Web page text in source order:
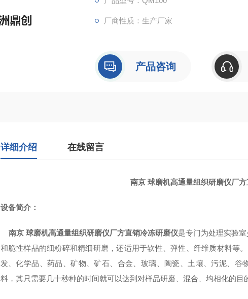
厂商性质：生产厂家
产品咨询
详细介绍 在线留言
南京 球磨机高通量组织研磨仪厂
设备简介：
南京 球磨机高通量组织研磨仪厂方直销冷冻研磨仪是专门为处理实验
和脆性样品的细粉碎和精细研磨，还适用于软性、弹性、纤维质材料等
发、化学品、药品、矿物、矿石、合金、玻璃、陶瓷、土壤、污泥、
料，其只需要几十秒种的时间就可以达到对样品研磨、混合、均相化的目